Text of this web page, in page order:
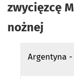
zwycięzcę
nożnej
Argentyna -